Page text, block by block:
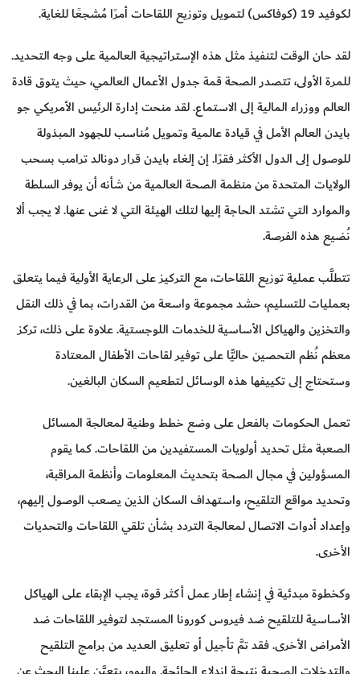
لكوفيد 19 (كوفاكس) لتمويل وتوزيع اللقاحات أمرًا مُشجعًا للغاية.
لقد حان الوقت لتنفيذ مثل هذه الإستراتيجية العالمية على وجه التحديد.
للمرة الأولى، تتصدر الصحة قمة جدول الأعمال العالمي، حيث يتوق قادة
العالم ووزراء المالية إلى الاستماع. لقد منحت إدارة الرئيس الأمريكي جو
بايدن العالم الأمل في قيادة عالمية وتمويل مُناسب للجهود المبذولة
للوصول إلى الدول الأكثر فقرًا. إن إلغاء بايدن قرار دونالد ترامب بسحب
الولايات المتحدة من منظمة الصحة العالمية من شأنه أن يوفر السلطة
والموارد التي تشتد الحاجة إليها لتلك الهيئة التي لا غنى عنها. لا يجب ألا
نُضيع هذه الفرصة.
تتطلَّب عملية توزيع اللقاحات، مع التركيز على الرعاية الأولية فيما يتعلق
بعمليات للتسليم، حشد مجموعة واسعة من القدرات، بما في ذلك النقل
والتخزين والهياكل الأساسية للخدمات اللوجستية. علاوة على ذلك، تركز
معظم نُظم التحصين حاليًّا على توفير لقاحات الأطفال المعتادة
وستحتاج إلى تكييفها هذه الوسائل لتطعيم السكان البالغين.
تعمل الحكومات بالفعل على وضع خطط وطنية لمعالجة المسائل
الصعبة مثل تحديد أولويات المستفيدين من اللقاحات. كما يقوم
المسؤولين في مجال الصحة بتحديث المعلومات وأنظمة المراقبة،
وتحديد مواقع التلقيح، واستهداف السكان الذين يصعب الوصول إليهم،
وإعداد أدوات الاتصال لمعالجة التردد بشأن تلقي اللقاحات والتحديات
الأخرى.
وكخطوة مبدئية في إنشاء إطار عمل أكثر قوة، يجب الإبقاء على الهياكل
الأساسية للتلقيح ضد فيروس كورونا المستجد لتوفير اللقاحات ضد
الأمراض الأخرى. فقد تمَّ تأجيل أو تعليق العديد من برامج التلقيح